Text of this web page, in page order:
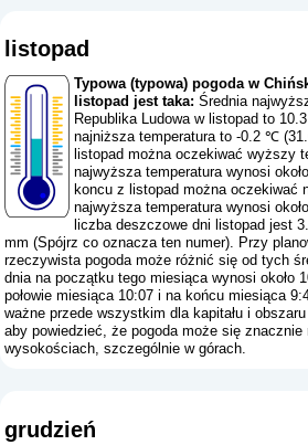
listopad
Typowa (typowa) pogoda w
listopad jest taka: Średnia
Republika Ludowa w listopad to
najniższa temperatura to -0.2 ℃
listopad można oczekiwać wyższy
najwyższa temperatura wynosi
koncu z listopad można oczekiwać
najwyższa temperatura wynosi
liczba deszczowe dni listopad jest
mm (Spójrz co oznacza ten numer). Przy
rzeczywista pogoda może różnić się od tych
dnia na początku tego miesiąca wynosi około
połowie miesiąca 10:07 i na końcu miesiąca
ważne przede wszystkim dla kapitału i
aby powiedzieć, że pogoda może się
wysokościach, szczególnie w górach.
grudzień